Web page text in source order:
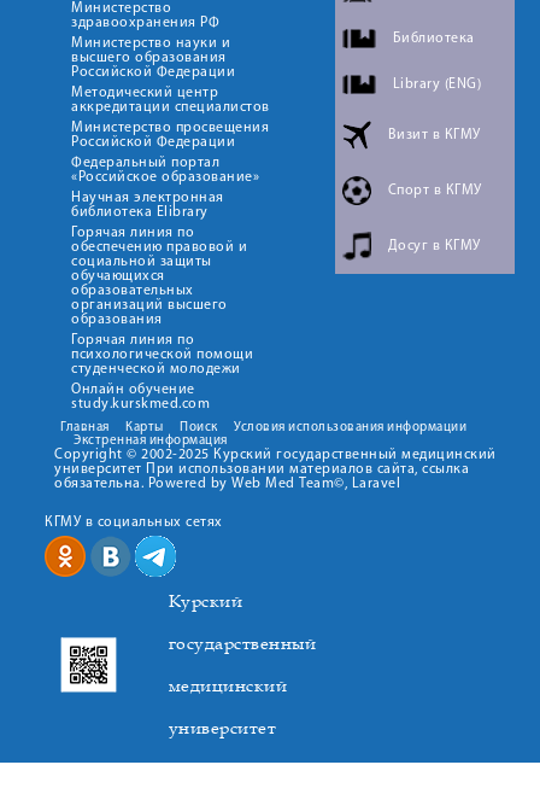
Министерство
здравоохранения РФ
Министерство науки и
высшего образования
Российской Федерации
Методический центр
аккредитации специалистов
Министерство просвещения
Российской Федерации
Федеральный портал
«Российское образование»
Научная электронная
библиотека Elibrary
Горячая линия по
обеспечению правовой и
социальной защиты
обучающихся
образовательных
организаций высшего
образования
Горячая линия по
психологической помощи
студенческой молодежи
Онлайн обучение
study.kurskmed.com
Библиотека
Library (ENG)
Визит в КГМУ
Спорт в КГМУ
Досуг в КГМУ
Главная Карты Поиск
Условия использования информации
Экстренная информация
Copyright © 2002-2025 Курский государственный медицинский
университет При использовании материалов сайта, ссылка
обязательна. Powered by Web Med Team©, Laravel
КГМУ в социальных сетях
Курский
государственный
медицинский
университет